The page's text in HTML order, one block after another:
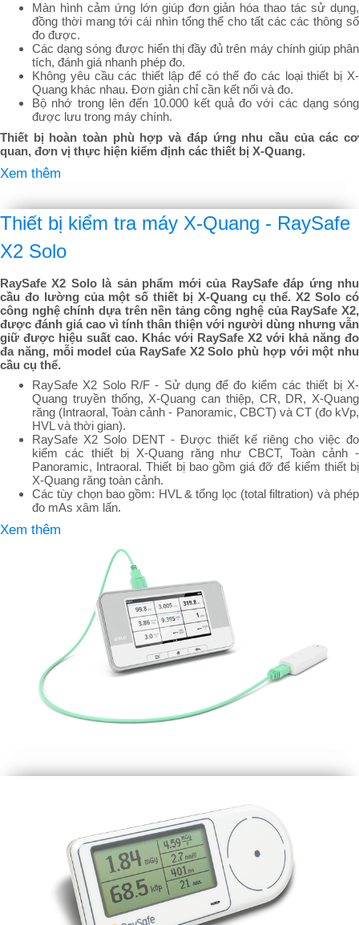
Màn hình cảm ứng lớn giúp đơn giản hóa thao tác sử dụng,
đồng thời mang tới cái nhìn tổng thể cho tất các các thông số
đo được.
Các dạng sóng được hiển thị đầy đủ trên máy chính giúp phân
tích, đánh giá nhanh phép đo.
Không yêu cầu các thiết lập để có thể đo các loại thiết bị X-
Quang khác nhau. Đơn giản chỉ cần kết nối và đo.
Bộ nhớ trong lên đến 10.000 kết quả đo với các dạng sóng
được lưu trong máy chính.
Thiết bị hoàn toàn phù hợp và đáp ứng nhu cầu của các cơ
quan, đơn vị thực hiện kiểm định các thiết bị X-Quang.
Xem thêm
Thiết bị kiểm tra máy X-Quang - RaySafe
X2 Solo
RaySafe X2 Solo là sản phẩm mới của RaySafe đáp ứng nhu
cầu đo lường của một số thiết bị X-Quang cụ thể. X2 Solo có
công nghệ chính dựa trên nền tảng công nghệ của RaySafe X2,
được đánh giá cao vì tính thân thiện với người dùng nhưng vẫn
giữ được hiệu suất cao. Khác với RaySafe X2 với khả năng đo
đa năng, mỗi model của RaySafe X2 Solo phù hợp với một nhu
cầu cụ thể.
RaySafe X2 Solo R/F - Sử dụng để đo kiểm các thiết bị X-
Quang truyền thống, X-Quang can thiệp, CR, DR, X-Quang
răng (Intraoral, Toàn cảnh - Panoramic, CBCT) và CT (đo kVp,
HVL và thời gian).
RaySafe X2 Solo DENT - Được thiết kế riêng cho việc đo
kiểm các thiết bị X-Quang răng như CBCT, Toàn cảnh -
Panoramic, Intraoral. Thiết bị bao gồm giá đỡ để kiểm thiết bị
X-Quang răng toàn cảnh.
Các tùy chọn bao gồm: HVL & tổng lọc (total filtration) và phép
đo mAs xâm lấn.
Xem thêm